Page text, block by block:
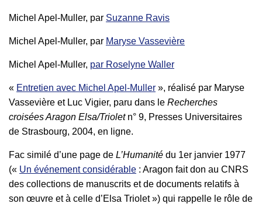
Michel Apel-Muller, par Suzanne Ravis
Michel Apel-Muller, par Maryse Vassevière
Michel Apel-Muller, par Roselyne Waller
« Entretien avec Michel Apel-Muller », réalisé par Maryse
Vassevière et Luc Vigier, paru dans le Recherches
croisées Aragon Elsa/Trioletn° 9, Presses Universitaires
de Strasbourg, 2004, en ligne.
Fac similé d’une page de L’Humanité du 1er janvier 1977
(« Un événement considérable : Aragon fait don au CNRS
des collections de manuscrits et de documents relatifs à
son œuvre et à celle d’Elsa Triolet ») qui rappelle le rôle de